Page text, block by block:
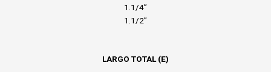
1.1/4”
1.1/2”
LARGO TOTAL (E)